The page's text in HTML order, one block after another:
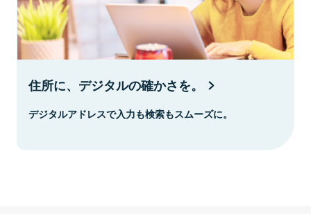
住所に、デジタルの確かさを。
デジタルアドレスで入力も検索もスムーズに。